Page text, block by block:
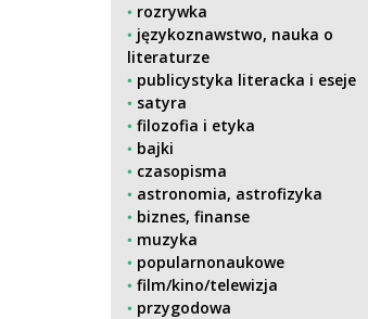
rozrywka
językoznawstwo, nauka o
literaturze
publicystyka literacka i eseje
satyra
filozofia i etyka
bajki
czasopisma
astronomia, astrofizyka
biznes, finanse
muzyka
popularnonaukowe
film/kino/telewizja
przygodowa